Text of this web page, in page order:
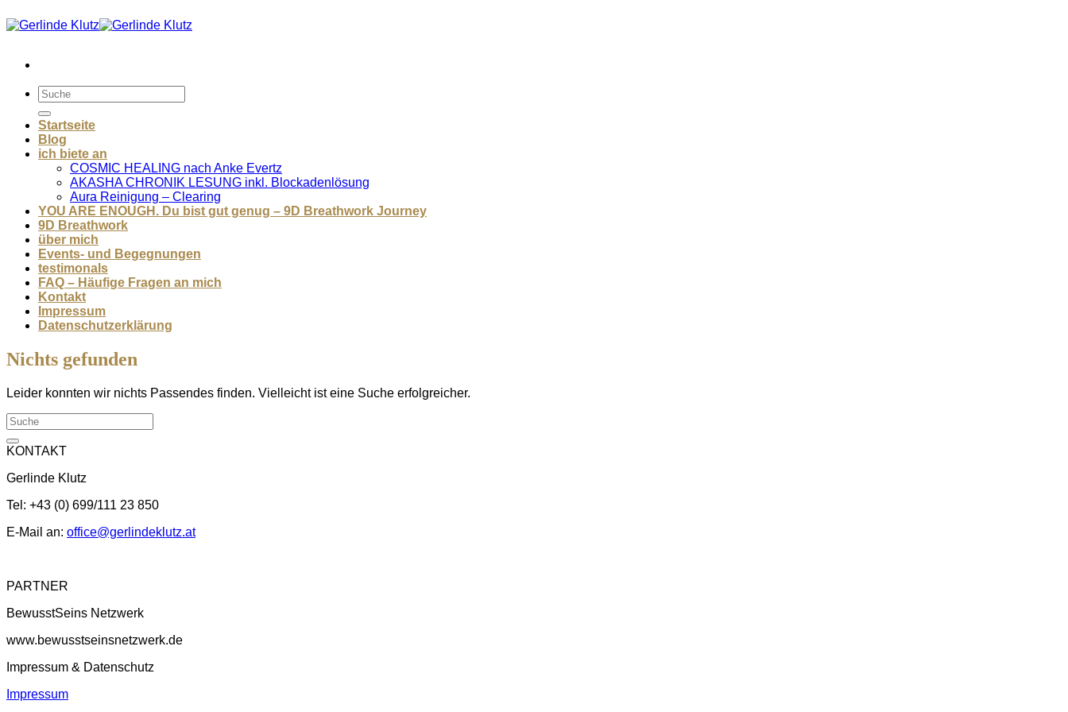
Inhalt
Startseite
Blog
ich biete an
COSMIC HEALING nach Anke Evertz
AKASHA CHRONIK LESUNG inkl. Blockadenlösung
Aura Reinigung – Clearing
YOU ARE ENOUGH. Du bist gut genug – 9D Breathwork Journey
9D Breathwork
über mich
Events- und Begegnungen
testimonals
FAQ – Häufige Fragen an mich
Kontakt
Impressum
Datenschutzerklärung
Nichts gefunden
Leider konnten wir nichts Passendes finden. Vielleicht ist eine Suche erfolgreicher.
KONTAKT
Gerlinde Klutz
Tel: +43 (0) 699/111 23 850
E-Mail an: office@gerlindeklutz.at
PARTNER
BewusstSeins Netzwerk
www.bewusstseinsnetzwerk.de
Impressum & Datenschutz
Impressum